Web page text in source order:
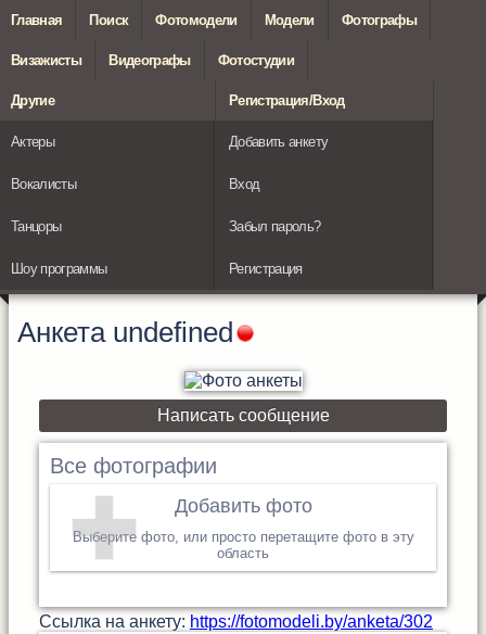
Главная Поиск Фотомодели Модели Фотографы
Визажисты Видеографы Фотостудии
Другие
Актеры
Вокалисты
Танцоры
Шоу программы
Регистрация/Вход
Добавить анкету
Вход
Забыл пароль?
Регистрация
Анкета undefined
Написать сообщение
Все фотографии
Добавить фото
Выберите фото, или просто перетащите фото в эту
область
Cсылка на анкету: https://fotomodeli.by/anketa/302